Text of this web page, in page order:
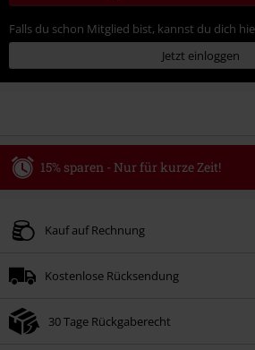
Falls du schon Mitglied bist, kannst du dich
Jetzt einloggen
15% sparen - Nur für kurze Zeit!
Gültig bis zum 09.08.2026
Nach Codeeingabe wird dir der Rabatt
Nicht mit anderen Aktionscodes kombinierbar.
Kauf auf Rechnung
Kostenlose Rücksendung
30 Tage Rückgaberecht